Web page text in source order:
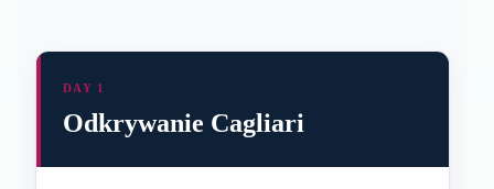
DAY 1
Odkrywanie Cagliari